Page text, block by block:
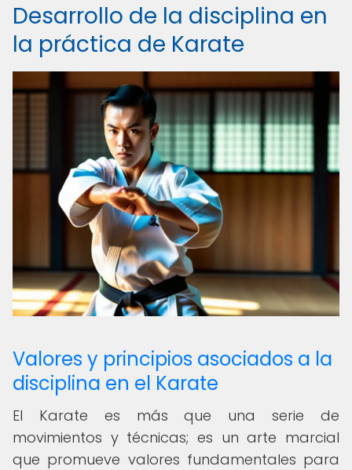
Desarrollo de la disciplina en
la práctica de Karate
Valores y principios asociados a la
disciplina en el Karate
El Karate es más que una serie de
movimientos y técnicas; es un arte marcial
que promueve valores fundamentales para